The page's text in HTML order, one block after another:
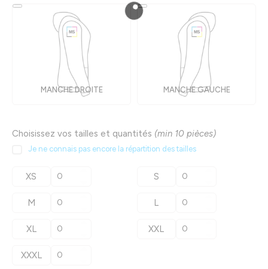
MANCHE DROITE MANCHE GAUCHE
Choisissez vos tailles et quantités (min 10 pièces)
Je ne connais pas encore la répartition des tailles
XS S
M L
XL XXL
XXXL